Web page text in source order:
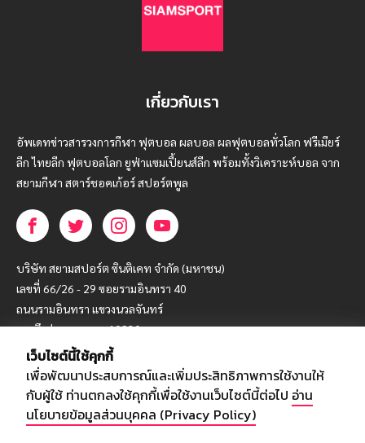
เกี่ยวกับเรา
อัพเดทข่าวสารวงการกีฬา ฟุตบอล ผลบอล ผลฟุตบอลทั่วโลก ฟรีเมียร์
ลีก ไทยลีก ฟุตบอลโลก ยูฟ่าแซมเปี้ยนส์ลีก พร้อมทั้งวิเคราะห์บอล จาก
สยามกีฬา สตาร์ชอคเก้อร์ สปอร์ตพูล
บริษัท สยามสปอร์ต ซินติเคท จำกัด (มหาชน)
เลขที่ 66/26 - 29 ซอยรามอินทรา 40
ถนนรามอินทรา แขวงนวลจันทร์
เขตบึงกุ่ม กรุงเทพฯ 10230
โทร : 02-5088-000
อีเมล์ : webmaster@siamsport.co.th
เว็บไซต์ : www.siamsport.co.th
เว็บไซต์นี้ใช้คุกกี้
เพื่อพัฒนาประสบการณ์และเพิ่มประสิทธิภาพการใช้งานให้
กับผู้ใช้ ท่านตกลงใช้คุกกี้เพื่อใช้งานเว็บไซต์นี้ต่อไป อ่าน
นโยบายข้อมูลส่วนบุคคล (Privacy Policy)